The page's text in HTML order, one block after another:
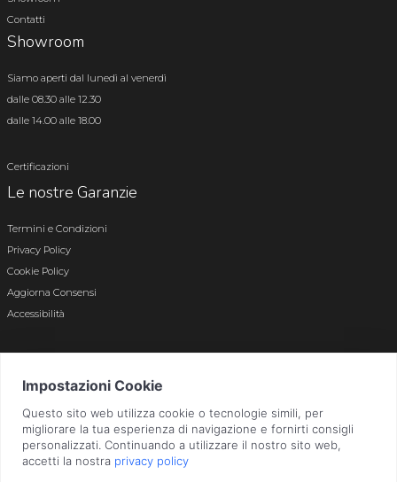
Contatti
Showroom
Siamo aperti dal lunedì al venerdì
dalle 08.30 alle 12.30
dalle 14.00 alle 18.00
Certificazioni
Le nostre Garanzie
Termini e Condizioni
Privacy Policy
Cookie Policy
Aggiorna Consensi
Accessibilità
Bergamo n. 01496180165 · Capitale Sociale i.v. € 800.000,00